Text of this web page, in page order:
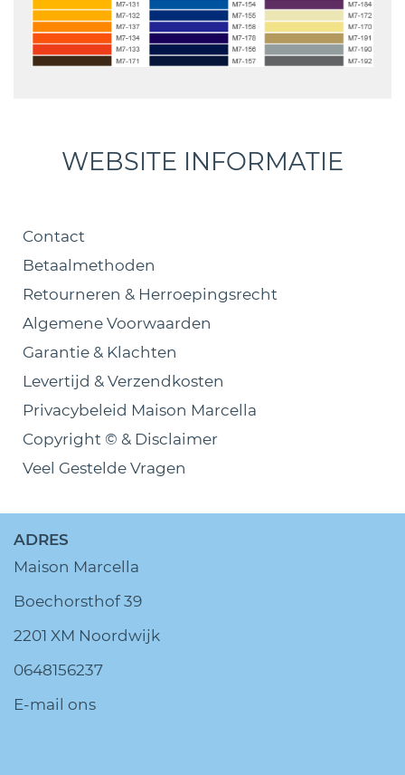
WEBSITE INFORMATIE
Contact
Betaalmethoden
Retourneren & Herroepingsrecht
Algemene Voorwaarden
Garantie & Klachten
Levertijd & Verzendkosten
Privacybeleid Maison Marcella
Copyright © & Disclaimer
Veel Gestelde Vragen
ADRES
Maison Marcella
Boechorsthof 39
2201 XM Noordwijk
0648156237
E-mail ons